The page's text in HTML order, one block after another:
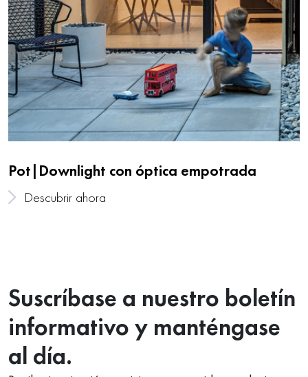
Pot|Downlight con óptica empotrada
Descubrir ahora
Suscríbase a nuestro boletín
informativo y manténgase
al día.